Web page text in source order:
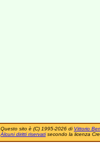
Questo sito è (C) 1995-2026 di Vittorio
Alcuni diritti riservatisecondo la licenza